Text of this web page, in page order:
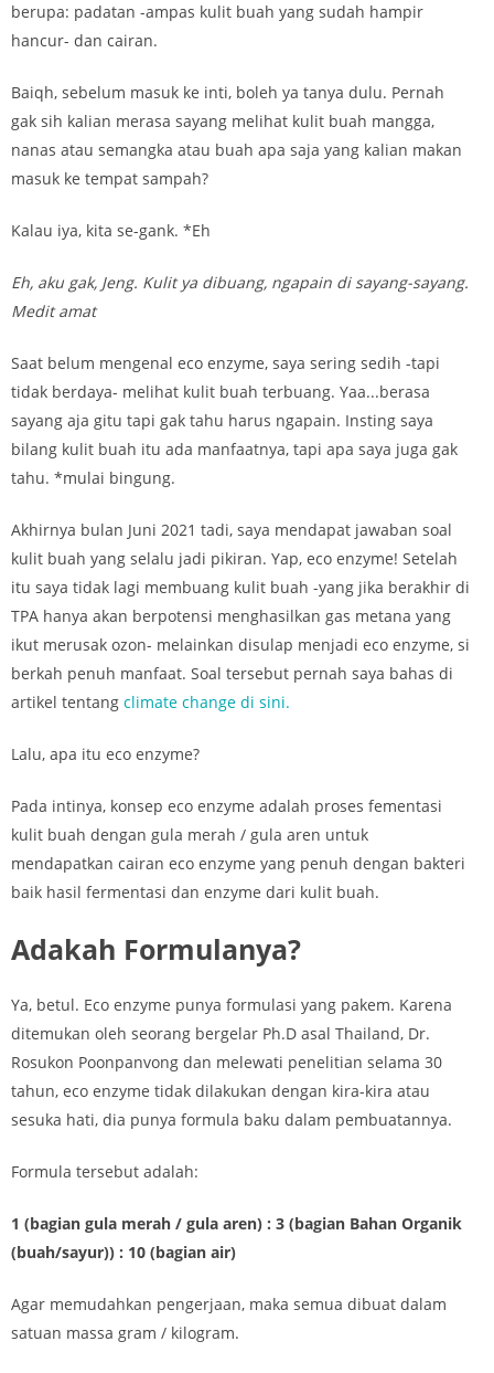
berupa: padatan -ampas kulit buah yang sudah hampir
hancur- dan cairan.
Baiqh, sebelum masuk ke inti, boleh ya tanya dulu. Pernah
gak sih kalian merasa sayang melihat kulit buah mangga,
nanas atau semangka atau buah apa saja yang kalian makan
masuk ke tempat sampah?
Kalau iya, kita se-gank. *Eh
Eh, aku gak, Jeng. Kulit ya dibuang, ngapain di sayang-sayang.
Medit amat
Saat belum mengenal eco enzyme, saya sering sedih -tapi
tidak berdaya- melihat kulit buah terbuang. Yaa...berasa
sayang aja gitu tapi gak tahu harus ngapain. Insting saya
bilang kulit buah itu ada manfaatnya, tapi apa saya juga gak
tahu. *mulai bingung.
Akhirnya bulan Juni 2021 tadi, saya mendapat jawaban soal
kulit buah yang selalu jadi pikiran. Yap, eco enzyme! Setelah
itu saya tidak lagi membuang kulit buah -yang jika berakhir di
TPA hanya akan berpotensi menghasilkan gas metana yang
ikut merusak ozon- melainkan disulap menjadi eco enzyme, si
berkah penuh manfaat. Soal tersebut pernah saya bahas di
artikel tentang climate change di sini.
Lalu, apa itu eco enzyme?
Pada intinya, konsep eco enzyme adalah proses fementasi
kulit buah dengan gula merah / gula aren untuk
mendapatkan cairan eco enzyme yang penuh dengan bakteri
baik hasil fermentasi dan enzyme dari kulit buah.
Adakah Formulanya?
Ya, betul. Eco enzyme punya formulasi yang pakem. Karena
ditemukan oleh seorang bergelar Ph.D asal Thailand, Dr.
Rosukon Poonpanvong dan melewati penelitian selama 30
tahun, eco enzyme tidak dilakukan dengan kira-kira atau
sesuka hati, dia punya formula baku dalam pembuatannya.
Formula tersebut adalah:
1 (bagian gula merah / gula aren) : 3 (bagian Bahan Organik
(buah/sayur)) : 10 (bagian air)
Agar memudahkan pengerjaan, maka semua dibuat dalam
satuan massa gram / kilogram.